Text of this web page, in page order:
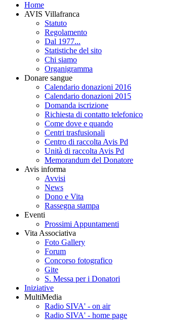
Home
AVIS Villafranca
Statuto
Regolamento
Dal 1977...
Statistiche del sito
Chi siamo
Organigramma
Donare sangue
Calendario donazioni 2016
Calendario donazioni 2015
Domanda iscrizione
Richiesta di contatto telefonico
Come dove e quando
Centri trasfusionali
Centro di raccolta Avis Pd
Unità di raccolta Avis Pd
Memorandum del Donatore
Avis informa
Avvisi
News
Dono e Vita
Rassegna stampa
Eventi
Prossimi Appuntamenti
Vita Associativa
Foto Gallery
Forum
Concorso fotografico
Gite
S. Messa per i Donatori
Iniziative
MultiMedia
Radio SIVA' - on air
Radio SIVA' - home page